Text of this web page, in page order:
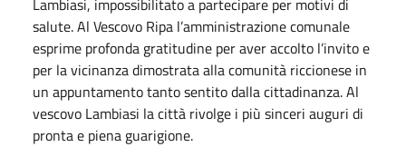
salute. Al Vescovo Ripa l’amministrazione comunale
esprime profonda gratitudine per aver accolto l’invito e
per la vicinanza dimostrata alla comunità riccionese in
un appuntamento tanto sentito dalla cittadinanza. Al
vescovo Lambiasi la città rivolge i più sinceri auguri di
pronta e piena guarigione.